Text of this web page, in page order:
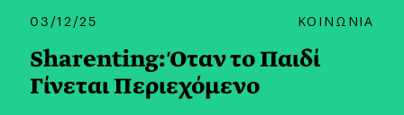
03/12/25 ΚΟΙΝΩΝΙΑ
Sharenting: Όταν το Παιδί
Γίνεται Περιεχόμενο